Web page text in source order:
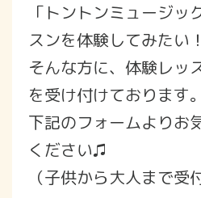
「トントンミュージッ
スンを体験してみたい
そんな方に、体験レッ
を受け付けております。
下記のフォームよりお
ください♫
（子供から大人まで受